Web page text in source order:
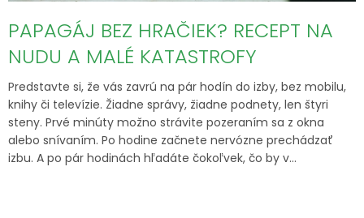
PAPAGÁJ BEZ HRAČIEK? RECEPT NA
NUDU A MALÉ KATASTROFY
Predstavte si, že vás zavrú na pár hodín do izby, bez mobilu,
knihy či televízie. Žiadne správy, žiadne podnety, len štyri
steny. Prvé minúty možno strávite pozeraním sa z okna
alebo snívaním. Po hodine začnete nervózne prechádzať
izbu. A po pár hodinách hľadáte čokoľvek, čo by v...